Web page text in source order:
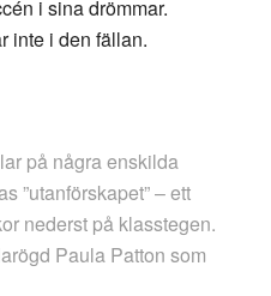
i sina drömmar.
inte i den fällan.
på några enskilda
”utanförskapet” – ett
nederst på klasstegen.
Paula Patton som